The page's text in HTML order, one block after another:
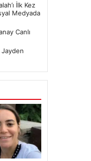
İlk Kez
Medyada
Canlı
Jayden